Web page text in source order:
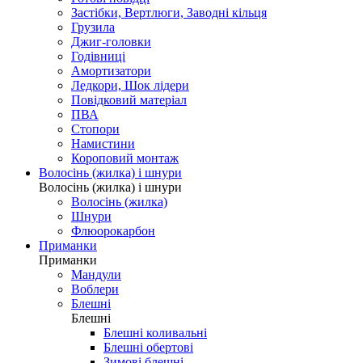
Застібки, Вертлюги, Заводні кільця
Грузила
Джиг-головки
Годівниці
Амортизатори
Ледкори, Шок лідери
Повідковий матеріал
ПВА
Стопори
Намистини
Короповий монтаж
Волосінь (жилка) і шнури
Волосінь (жилка) і шнури
Волосінь (жилка)
Шнури
Флюорокарбон
Приманки
Приманки
Мандули
Воблери
Блешні
Блешні
Блешні коливальні
Блешні обертові